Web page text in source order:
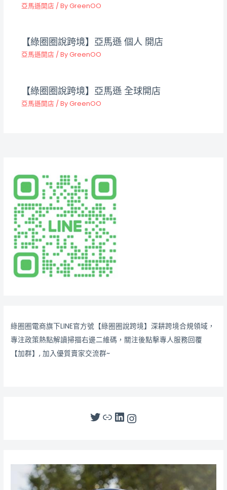
亞馬遜開店 / ByGreenOO
【綠圈圈說跨境】亞馬遜 個人 開店
亞馬遜開店 / ByGreenOO
【綠圈圈說跨境】亞馬遜 全球開店
亞馬遜開店 / ByGreenOO
綠圈圈電商旗下LINE官方號【綠圈圈說跨境】深耕跨境合規領域，
專注政策熱點解讀掃描右邊二維碼，關注後點擊專人服務回覆
【加群】, 加入優質賣家交流群~